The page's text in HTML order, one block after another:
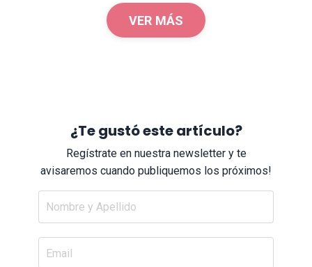
VER MÁS
¿Te gustó este artículo?
Regístrate en nuestra newsletter y te
avisaremos cuando publiquemos los próximos!